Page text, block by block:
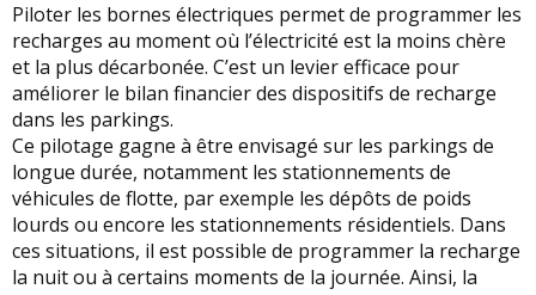
Piloter les bornes électriques permet de programmer les
recharges au moment où l’électricité est la moins chère
et la plus décarbonée. C’est un levier efficace pour
améliorer le bilan financier des dispositifs de recharge
dans les parkings.
Ce pilotage gagne à être envisagé sur les parkings de
longue durée, notamment les stationnements de
véhicules de flotte, par exemple les dépôts de poids
lourds ou encore les stationnements résidentiels. Dans
ces situations, il est possible de programmer la recharge
la nuit ou à certains moments de la journée. Ainsi, la